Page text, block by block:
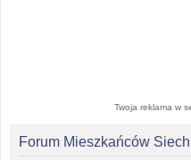
Twoja reklama w
Forum Mieszkańców